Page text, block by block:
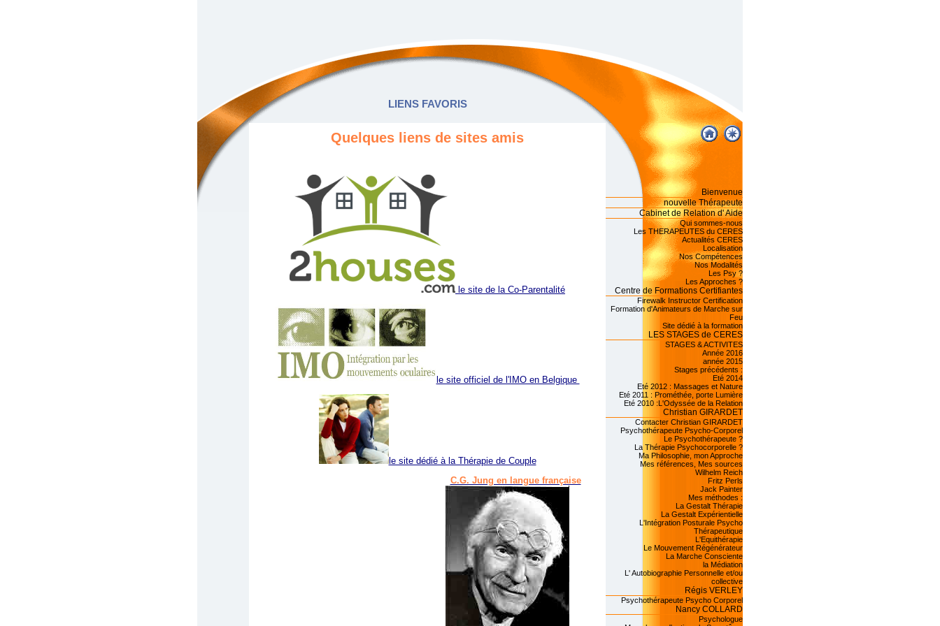
LIENS FAVORIS
Quelques liens de sites amis
le site de la Co-Parentalité
le site officiel de l'IMO en Belgique
le site dédié à la Thérapie de Couple
C.G. Jung en langue française
Bienvenue
nouvelle Thérapeute
Cabinet de Relation d' Aide
Qui sommes-nous
Les THERAPEUTES du CERES
Actualités CERES
Localisation
Nos Compétences
Nos Modalités
Les Psy ?
Les Approches ?
Centre de Formations Certifiantes
Firewalk Instructor Certification
Formation d'Animateurs de Marche sur
Feu
Site dédié à la formation
LES STAGES de CERES
STAGES & ACTIVITES
Année 2016
année 2015
Stages précédents :
Eté 2014
Eté 2012 : Massages et Nature
Eté 2011 : Prométhée, porte Lumière
Eté 2010 :L'Odyssée de la Relation
Christian GIRARDET
Contacter Christian GIRARDET
Psychothérapeute Psycho-Corporel
Le Psychothérapeute ?
La Thérapie Psychocorporelle ?
Ma Philosophie, mon Approche
Mes références, Mes sources
Wilhelm Reich
Fritz Perls
Jack Painter
Mes méthodes :
La Gestalt Thérapie
La Gestalt Expérientielle
L'Intégration Posturale Psycho
Thérapeutique
L'Equithérapie
Le Mouvement Régénérateur
La Marche Consciente
la Médiation
L' Autobiographie Personnelle et/ou
collective
Régis VERLEY
Psychothérapeute Psycho Corporel
Nancy COLLARD
Psychologue